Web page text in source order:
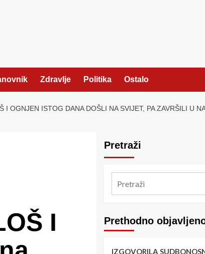
Zdravlje Politika Ostalo
OGNJEN ISTOG DANA DOŠLI NA SVIJET, PA ZAVRŠILI U
I
Pretraži
Prethodno
IZGOVORILA